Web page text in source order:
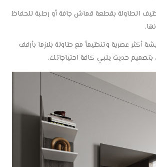
الطاولة بقطعة قماش جافة أو رطبة للحفاظ
أكثر عصرية وتنظيماً مع طاولة بلازما بأرفف
حديث يلبي كافة احتياجاتك.